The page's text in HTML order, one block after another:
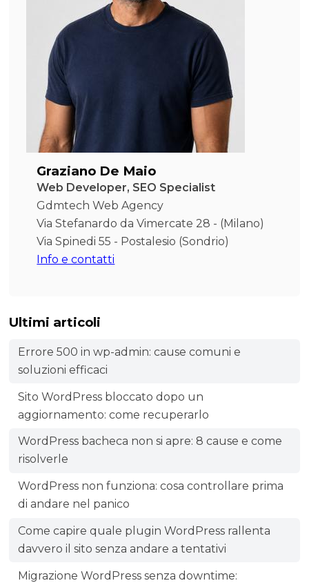
Graziano De Maio
Web Developer, SEO Specialist
Gdmtech Web Agency
Via Stefanardo da Vimercate 28 - (Milano)
Via Spinedi 55 - Postalesio (Sondrio)
Info e contatti
Ultimi articoli
Errore 500 in wp-admin: cause comuni e
soluzioni efficaci
Sito WordPress bloccato dopo un
aggiornamento: come recuperarlo
WordPress bacheca non si apre: 8 cause e come
risolverle
WordPress non funziona: cosa controllare prima
di andare nel panico
Come capire quale plugin WordPress rallenta
davvero il sito senza andare a tentativi
Migrazione WordPress senza downtime: